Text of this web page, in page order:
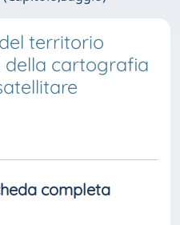
territorio
della cartografia
completa